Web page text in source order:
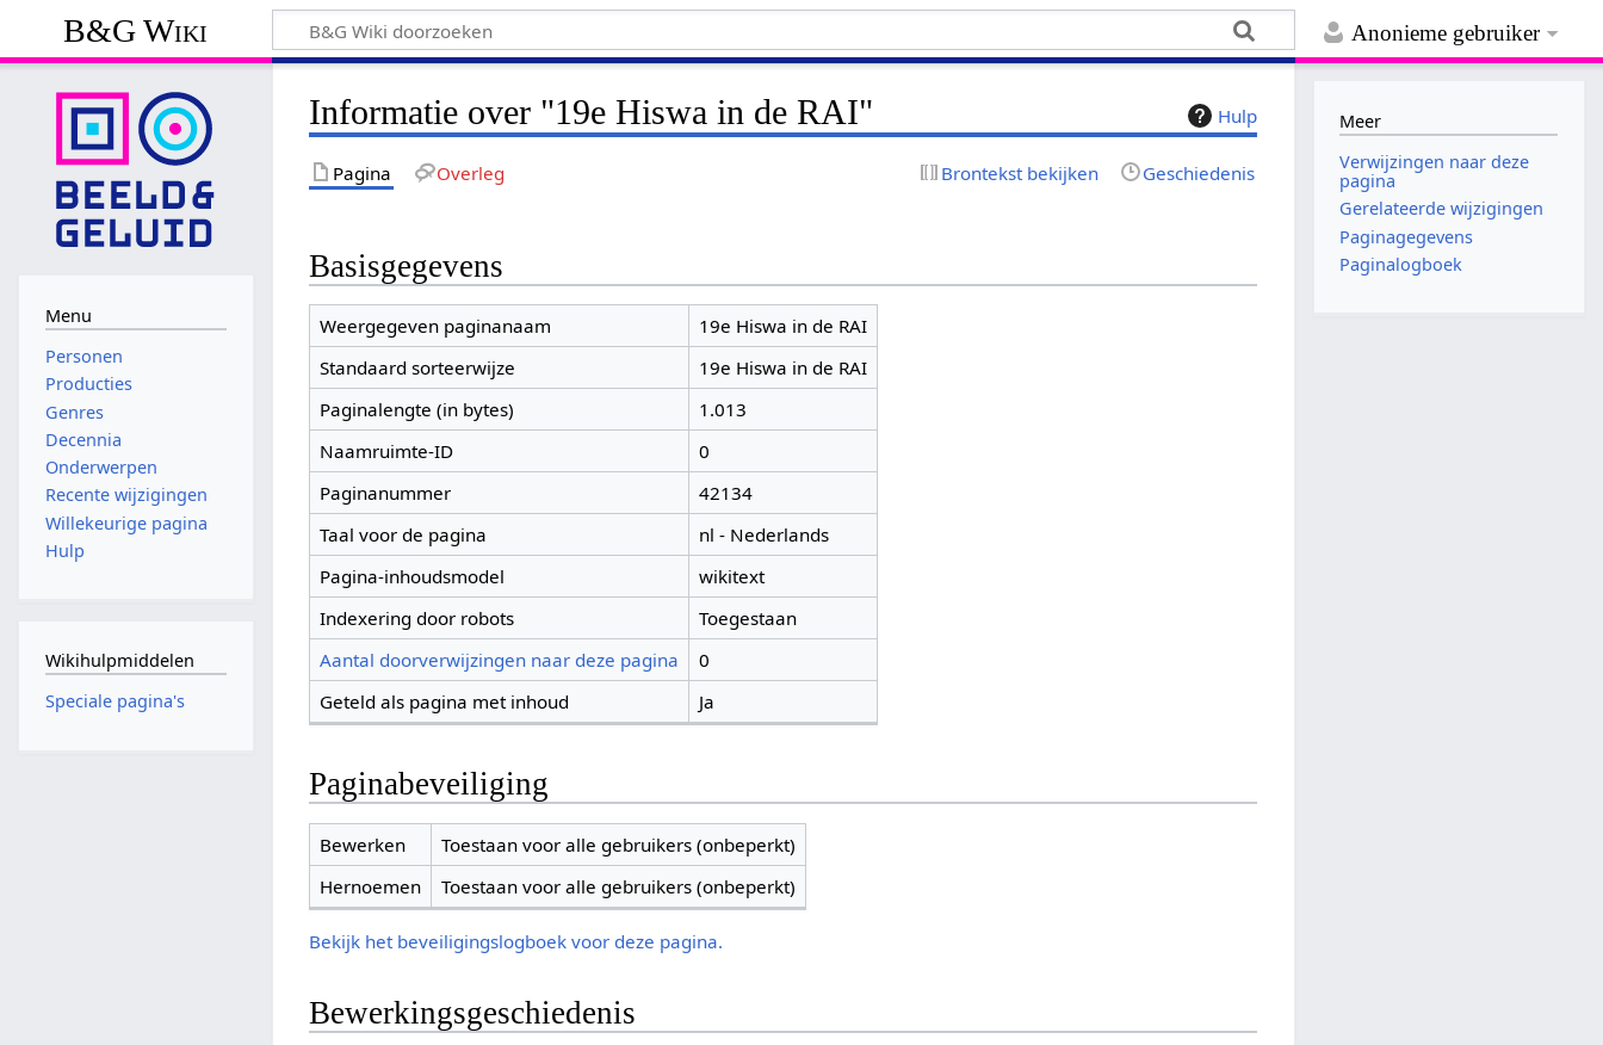
Anonieme gebruiker
B&G Wiki
Hulp
Informatie over "19e Hiswa in de RAI"
Pagina Overleg Brontekst bekijken Geschiedenis
Basisgegevens
Weergegeven paginanaam
19e Hiswa in de RAI
Standaard sorteerwijze
19e Hiswa in de RAI
Paginalengte (in bytes)
1.013
Naamruimte-ID
0
Paginanummer
42134
Taal voor de pagina
nl - Nederlands
Pagina-inhoudsmodel
wikitext
Indexering door robots
Toegestaan
Aantal doorverwijzingen naar deze pagina
0
Geteld als pagina met inhoud
Ja
Paginabeveiliging
Bewerken
Toestaan voor alle gebruikers (onbeperkt)
Hernoemen
Toestaan voor alle gebruikers (onbeperkt)
Bekijk het beveiligingslogboek voor deze pagina.
Bewerkingsgeschiedenis
Menu
Personen
Producties
Genres
Decennia
Onderwerpen
Recente wijzigingen
Willekeurige pagina
Hulp
Wikihulpmiddelen
Speciale pagina's
Meer
Verwijzingen naar deze
pagina
Gerelateerde wijzigingen
Paginagegevens
Paginalogboek